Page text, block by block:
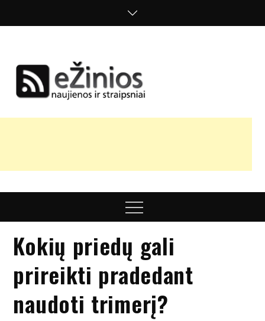
nuomonės
Menu
Kokių priedų gali
prireikti pradedant
naudoti trimerį?